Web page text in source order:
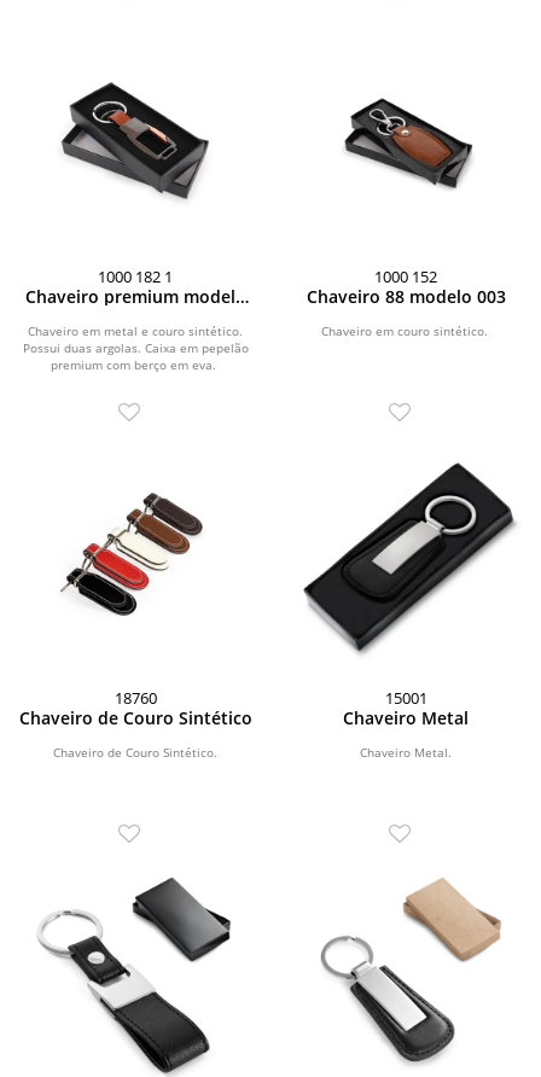
1000 182 1
Chaveiro premium modelo
Chaveiro em metal e couro sintético.
Possui duas argolas. Caixa em pepelão
premium com berço em eva.
1000 152
Chaveiro 88 modelo 003
Chaveiro em couro sintético.
18760
Chaveiro de Couro Sintético
Chaveiro de Couro Sintético.
15001
Chaveiro Metal
Chaveiro Metal.